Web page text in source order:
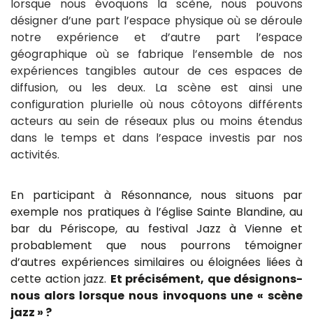
lorsque nous évoquons la scène, nous pouvons
désigner d’une part l’espace physique où se déroule
notre expérience et d’autre part l’espace
géographique où se fabrique l’ensemble de nos
expériences tangibles autour de ces espaces de
diffusion, ou les deux. La scène est ainsi une
configuration plurielle où nous côtoyons différents
acteurs au sein de réseaux plus ou moins étendus
dans le temps et dans l’espace investis par nos
activités.
En participant à Résonnance, nous situons par
exemple nos pratiques à l’église Sainte Blandine, au
bar du Périscope, au festival Jazz à Vienne et
probablement que nous pourrons témoigner
d’autres expériences similaires ou éloignées liées à
cette action jazz. Et précisément, que désignons-
nous alors lorsque nous invoquons une « scène
jazz » ?